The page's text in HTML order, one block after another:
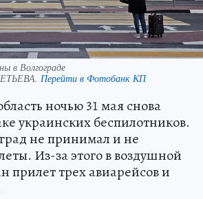
в Волгограде
Перейти в Фотобанк КП
ночью 31 мая снова
украинских беспилотников.
не принимал и не
Из-за этого в воздушной
прилет трех авиарейсов и